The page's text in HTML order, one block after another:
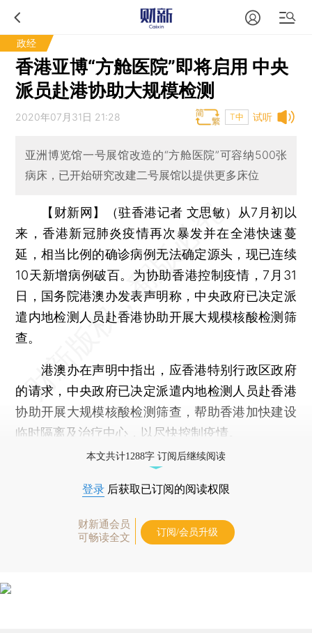
政经
香港亚博“方舱医院”即将启用 中央
派员赴港协助大规模检测
试听
2020年07月31日 21:28 T中
亚洲博览馆一号展馆改造的“方舱医院”可容纳500张
病床，已开始研究改建二号展馆以提供更多床位
【财新网】（驻香港记者 文思敏）
从7月初以
来，香港新冠肺炎疫情再次暴发并在全港快速蔓
延，相当比例的确诊病例无法确定源头，现已连续
10天新增病例破百。为协助香港控制疫情，7月31
日，国务院港澳办发表声明称，中央政府已决定派
遣内地检测人员赴香港协助开展大规模核酸检测筛
查。
港澳办在声明中指出，应香港特别行政区政府
的请求，中央政府已决定派遣内地检测人员赴香港
协助开展大规模核酸检测筛查，帮助香港加快建设
临时隔离及治疗中心，以尽快控制疫情。
本文共计1288字 订阅后继续阅读
登录 后获取已订阅的阅读权限
财新通会员
可畅读全文
订阅/会员升级